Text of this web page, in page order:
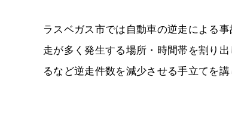
ラスベガス市では自動車の逆走による
走が多く発生する場所・時間帯を割り
るなど逆走件数を減少させる手立てを講